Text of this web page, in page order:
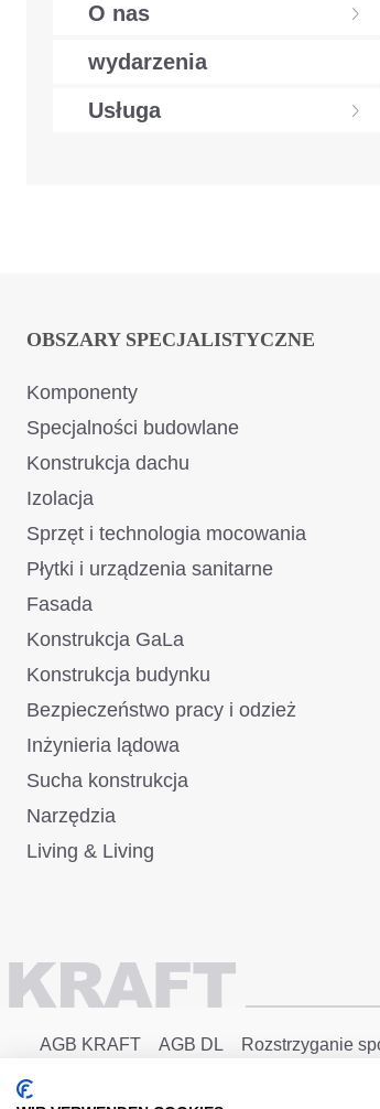
O nas
wydarzenia
Usługa
OBSZARY SPECJALISTYCZNE
Komponenty
Specjalności budowlane
Konstrukcja dachu
Izolacja
Sprzęt i technologia mocowania
Płytki i urządzenia sanitarne
Fasada
Konstrukcja GaLa
Konstrukcja budynku
Bezpieczeństwo pracy i odzież
Inżynieria lądowa
Sucha konstrukcja
Narzędzia
Living & Living
AGB KRAFT AGB DL Rozstrzyganie